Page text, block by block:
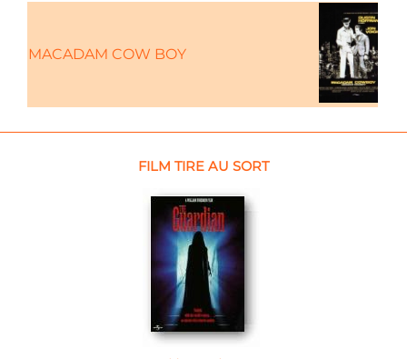
MACADAM COW BOY
FILM TIRE AU SORT